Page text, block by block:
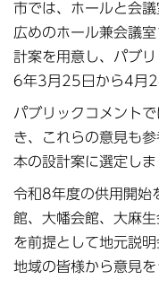
市では、ホールと会
広めのホール兼会議
計案を用意し、パブ
6年3月25日から4月
パブリックコメント
き、これらの意見も参
本の設計案に選定しま
令和8年度の供用開始
館、大幡会館、大麻
を前提として地元説
地域の皆様から意見を